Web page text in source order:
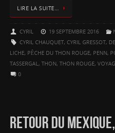
LIRE LA SUITE…
CYRIL 19 SEPTEMBRE 2016
CYRIL CHAUQUET, CYRIL GRESSOT,
LICHE, PÊCHE DU THON ROUGE, PENN,
TASSERGAL , THON, THON ROUGE,
0
RETOUR DU